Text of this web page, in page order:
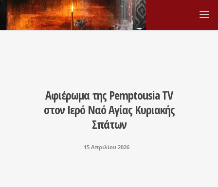
Αφιέρωμα της Pemptousia TV
στον Ιερό Ναό Αγίας Κυριακής
Σπάτων
15 Απριλίου 2026